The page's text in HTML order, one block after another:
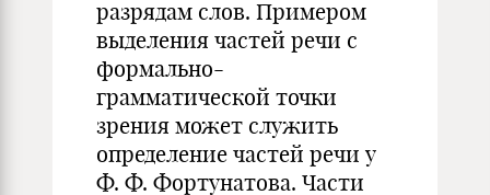
разрядам слов. Примером
выделения частей речи с
формально-
грамматической точки
зрения может служить
определение частей речи у
Ф. Ф. Фортунатова. Части